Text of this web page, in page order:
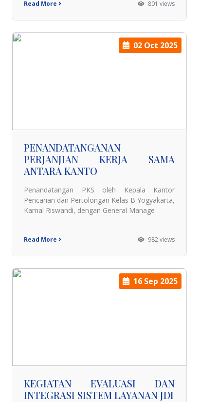
Read More 801 views
02 Oct 2025
PENANDATANGANAN
PERJANJIAN KERJA SAMA
ANTARA KANTO
Penandatangan PKS oleh Kepala Kantor
Pencarian dan Pertolongan Kelas B Yogyakarta,
Kamal Riswandi, dengan General Manage
Read More 982 views
16 Sep 2025
KEGIATAN EVALUASI DAN
INTEGRASI SISTEM LAYANAN JDI